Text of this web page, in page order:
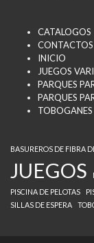
CATALOGOS
CONTACTOS
INICIO
JUEGOS
PARQUES
PARQUES
TOBOGANES
BASUREROS DE FIBRA
JUEGOS
PISCINA DE PELOTAS
SILLAS DE ESPERA